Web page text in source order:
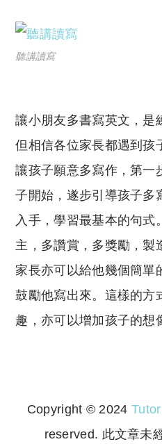
聽講讀寫
讓小朋友多書寫英文，是
但相信各位家長都遇到孩
讓孩子願意多寫作，第一
子開始，遂步引導孩子多
入手，學習最基本的句式
主，多讚賞，多獎勵，製
家長亦可以給他幾個簡單
鼓勵他寫出來。這樣的方
趣，亦可以增加孩子的想
Copyright © 2024
reserved. 此文章未